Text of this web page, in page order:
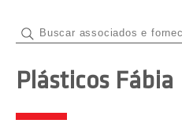
Plásticos Fábia